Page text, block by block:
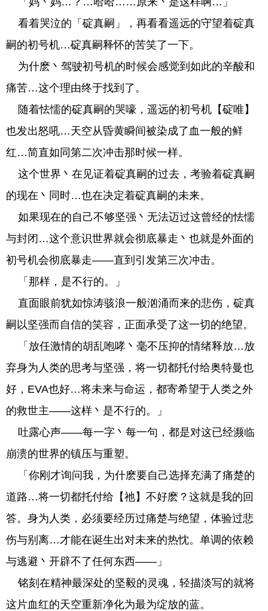
看着哭泣的「碇真嗣」，再看看遥远的守望着碇真
嗣的初号机…碇真嗣释怀的苦笑了一下。
为什麽丶驾驶初号机的时候会感觉到如此的辛酸和
痛苦…这个理由终于找到了。
随着怯懦的碇真嗣的哭嚎，遥远的初号机【碇唯】
也发出怒吼…天空从昏黄瞬间被染成了血一般的鲜
红…简直如同第二次冲击那时候一样。
这个世界丶在见证着碇真嗣的过去，考验着碇真嗣
的现在丶同时…也在决定着碇真嗣的未来。
如果现在的自己不够坚强丶无法迈过这曾经的怯懦
与封闭…这个意识世界就会彻底暴走丶也就是外面的
初号机会彻底暴走——直到引发第三次冲击。
「那样，是不行的。」
直面眼前犹如惊涛骇浪一般汹涌而来的悲伤，碇真
嗣以坚强而自信的笑容，正面承受了这一切的绝望。
「放任激情的胡乱咆哮丶毫不压抑的情绪释放…放
弃身为人类的思考与坚强，将一切都托付给奥特曼也
好，EVA也好…将未来与命运，都寄希望于人类之外
的救世主——这样丶是不行的。」
吐露心声——每一字丶每一句，都是对这已经濒临
崩溃的世界的镇压与重塑。
「你刚才询问我，为什麽要自己选择充满了痛楚的
道路…将一切都托付给【祂】不好麽？这就是我的回
答。身为人类，必须要经历过痛楚与绝望，体验过悲
伤与别离…才能在诞生出对未来的热忱。单调的依赖
与逃避丶开辟不了任何东西——」
铭刻在精神最深处的坚毅的灵魂，轻描淡写的就将
这片血红的天空重新净化为最为绽放的蓝。